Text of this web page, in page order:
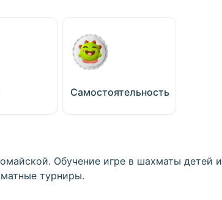
Самостоятельность
Обучение игре в шахматы детей и
турниры.